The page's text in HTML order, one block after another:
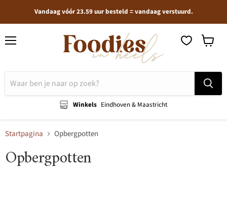
Vandaag vóór 23.59 uur besteld = vandaag verstuurd.
Winkels Eindhoven & Maastricht
Startpagina Opbergpotten
Opbergpotten